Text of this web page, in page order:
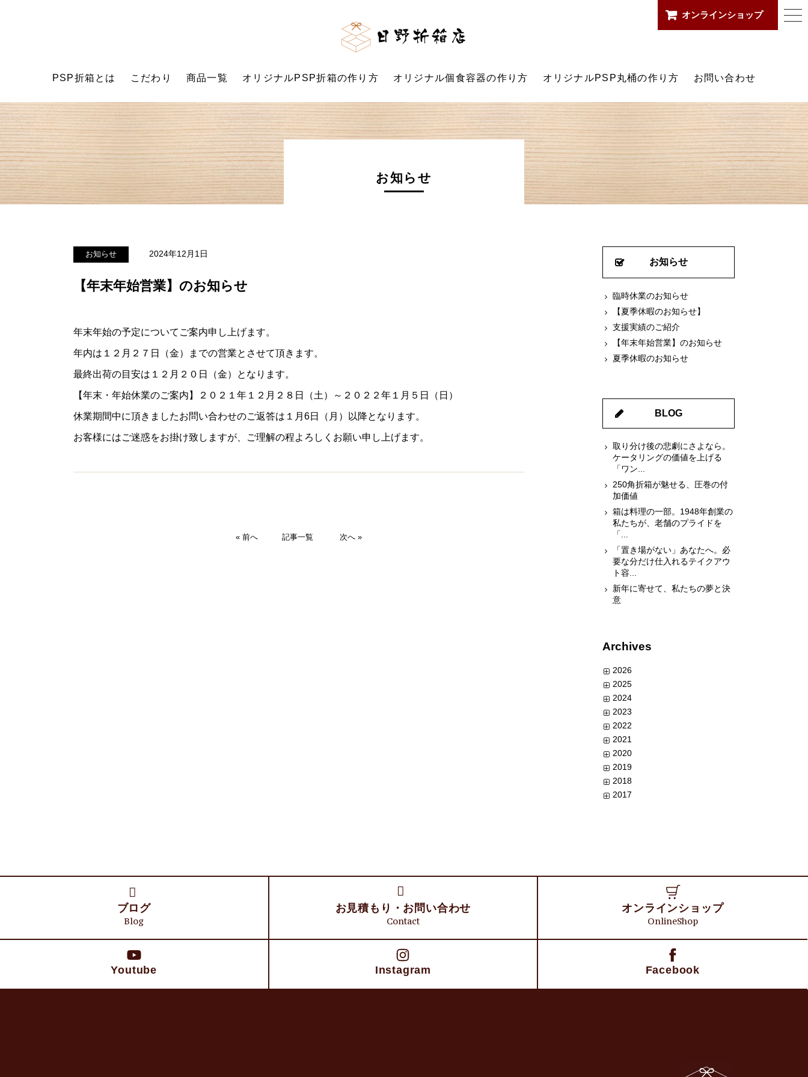
PSP折箱とは こだわり 商品一覧 オリジナルPSP折箱の作り方 オリジナル個食容器の作り方 オリジナルPSP丸桶の作り方 お問い合わせ
お知らせ
お知らせ 2024年12月1日
【年末年始営業】のお知らせ
年末年始の予定についてご案内申し上げます。
年内は１２月２７日（金）までの営業とさせて頂きます。
最終出荷の目安は１２月２０日（金）となります。
【年末・年始休業のご案内】２０２１年１２月２８日（土）～２０２２年１月５日（日）
休業期間中に頂きましたお問い合わせのご返答は１月6日（月）以降となります。
お客様にはご迷惑をお掛け致しますが、ご理解の程よろしくお願い申し上げます。
« 前へ 記事一覧 次へ »
お知らせ
臨時休業のお知らせ
【夏季休暇のお知らせ】
支援実績のご紹介
【年末年始営業】のお知らせ
夏季休暇のお知らせ
BLOG
取り分け後の悲劇にさよなら。
ケータリングの価値を上げる
「ワン...
250角折箱が魅せる、圧巻の付
加価値
箱は料理の一部。1948年創業の
私たちが、老舗のプライドを
「...
「置き場がない」あなたへ。必
要な分だけ仕入れるテイクアウ
ト容...
新年に寄せて、私たちの夢と決
意
Archives
2026
2025
2024
2023
2022
2021
2020
2019
2018
2017
ブログ
Blog
お見積もり・ お問い合わせ
Contact
オンラインショップ
OnlineShop
Youtube Instagram Facebook
オンラインショップ